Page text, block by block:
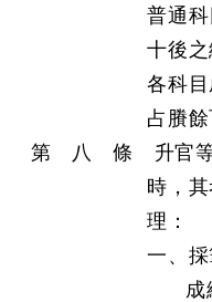
普通
十後
各科
占賸餘
第 八 條 升官等
時，
理：
一、
成